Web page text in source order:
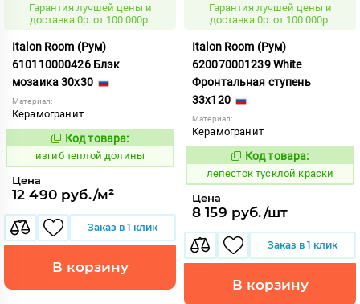
Гарантия лучшей цены и
доставка 0р. от 100 000р.
Italon Room (Рум)
610110000426 Блэк
мозаика 30x30
Материал:
Керамогранит
575021
Код товара:
изгиб теплой долины
Цена
12 490 руб./м²
Заказ в 1 клик
В корзину
Гарантия лучшей цены и
доставка 0р. от 100 000р.
Italon Room (Рум)
620070001239 White
Фронтальная ступень
33x120
Материал:
Керамогранит
872664
Код товара:
лепесток тусклой краски
Цена
8 159 руб./шт
Заказ в 1 клик
В корзину